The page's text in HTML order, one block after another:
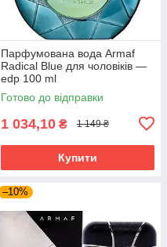
Парфумована вода Armaf
Radical Blue для чоловіків —
edp 100 ml
Готово до відправки
1 034,10 ₴ 1 149 ₴
Купити
–10%